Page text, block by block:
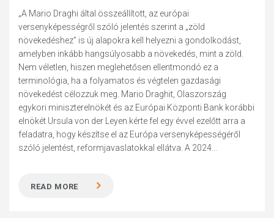
„A Mario Draghi által összeállított, az európai
versenyképességről szóló jelentés szerint a „zöld
növekedéshez” is új alapokra kell helyezni a gondolkodást,
amelyben inkább hangsúlyosabb a növekedés, mint a zöld.
Nem véletlen, hiszen meglehetősen ellentmondó ez a
terminológia, ha a folyamatos és végtelen gazdasági
növekedést célozzuk meg. Mario Draghit, Olaszország
egykori miniszterelnökét és az Európai Központi Bank korábbi
elnökét Ursula von der Leyen kérte fel egy évvel ezelőtt arra a
feladatra, hogy készítse el az Európa versenyképességéről
szóló jelentést, reformjavaslatokkal ellátva. A 2024...
READ MORE